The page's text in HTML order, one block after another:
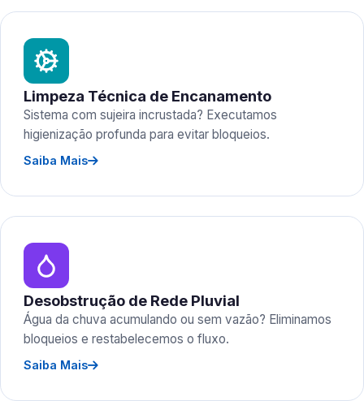
Limpeza Técnica de Encanamento
Sistema com sujeira incrustada? Executamos
higienização profunda para evitar bloqueios.
Saiba Mais
Desobstrução de Rede Pluvial
Água da chuva acumulando ou sem vazão? Eliminamos
bloqueios e restabelecemos o fluxo.
Saiba Mais